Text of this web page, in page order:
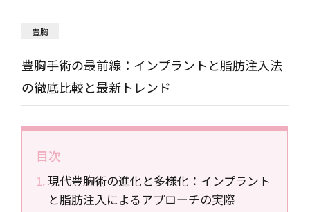
豊胸
豊胸手術の最前線：インプラントと脂肪注入法
の徹底比較と最新トレンド
目次
現代豊胸術の進化と多様化：インプラント
と脂肪注入によるアプローチの実際